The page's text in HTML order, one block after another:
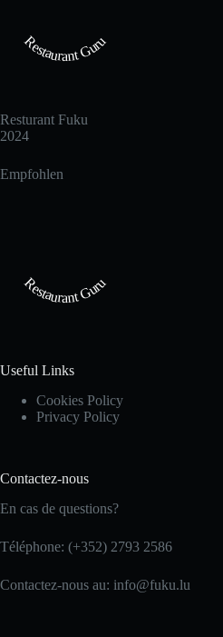
Restaurant Guru
Resturant Fuku
2024
Empfohlen
Restaurant Guru
Useful Links
Cookies Policy
Privacy Policy
Contactez-nous
En cas de questions?
Téléphone: (+352) 2793 2586
Contactez-nous au: info@fuku.lu